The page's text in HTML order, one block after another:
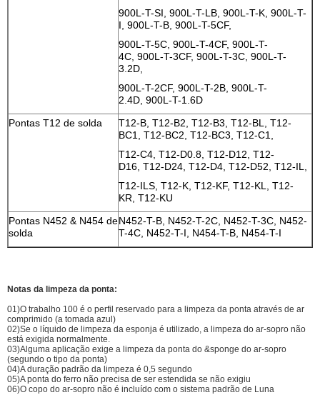
900L-T-SI, 900L-T-LB, 900L-T-K, 900L-T-
I, 900L-T-B, 900L-T-5CF,
900L-T-5C, 900L-T-4CF, 900L-T-
4C, 900L-T-3CF, 900L-T-3C, 900L-T-
3.2D,
900L-T-2CF, 900L-T-2B, 900L-T-
2.4D, 900L-T-1.6D
Pontas T12 de solda
T12-B, T12-B2, T12-B3, T12-BL, T12-
BC1, T12-BC2, T12-BC3, T12-C1,
T12-C4, T12-D0.8, T12-D12, T12-
D16, T12-D24, T12-D4, T12-D52, T12-IL,
T12-ILS, T12-K, T12-KF, T12-KL, T12-
KR, T12-KU
Pontas N452 & N454 de
solda
N452-T-B, N452-T-2C, N452-T-3C, N452-
T-4C, N452-T-I, N454-T-B, N454-T-I
Notas da limpeza da ponta:
01)O trabalho 100 é o perfil reservado para a limpeza da ponta através de ar
comprimido (a tomada azul)
02)Se o líquido de limpeza da esponja é utilizado, a limpeza do ar-sopro não
está exigida normalmente.
03)Alguma aplicação exige a limpeza da ponta do &sponge do ar-sopro
(segundo o tipo da ponta)
04)A duração padrão da limpeza é 0,5 segundo
05)A ponta do ferro não precisa de ser estendida se não exigiu
06)O copo do ar-sopro não é incluído com o sistema padrão de Luna